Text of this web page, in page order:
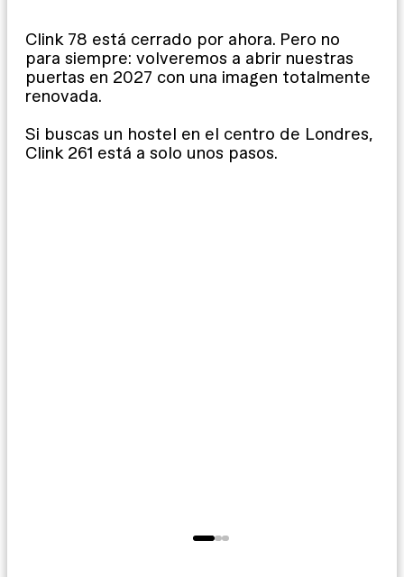
Clink 78 está cerrado por ahora. Pero no
para siempre: volveremos a abrir nuestras
puertas en 2027 con una imagen totalmente
renovada.
Si buscas un hostel en el centro de Londres,
Clink 261 está a solo unos pasos.